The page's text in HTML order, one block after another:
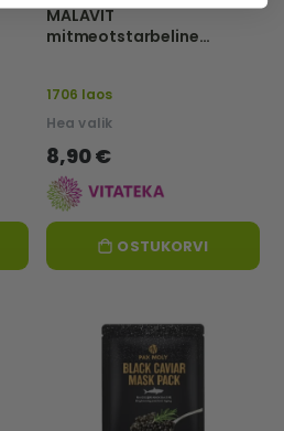
MALAVIT
mitmeotstarbeline
1706 laos
Hea valik
8,90 €
OSTUKORVI